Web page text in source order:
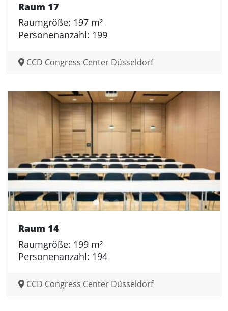
Raum 17
Raumgröße: 197 m²
Personenanzahl: 199
CCD Congress Center Düsseldorf
Raum 14
Raumgröße: 199 m²
Personenanzahl: 194
CCD Congress Center Düsseldorf